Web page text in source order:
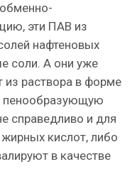
эти ПАВ из
нафтеновых
соли. А они уже
раствора в форме
пенообразующую
справедливо и для
кислот, либо
в качестве